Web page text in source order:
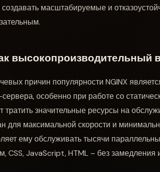
масштабируемые и
высокопроизводительный
причин популярности NGINX
особенно при работе со
тратить значительные ресурсы на
для максимальной скорости и
ему обслуживать тысячи
CSS, JavaScript, HTML – без замедления